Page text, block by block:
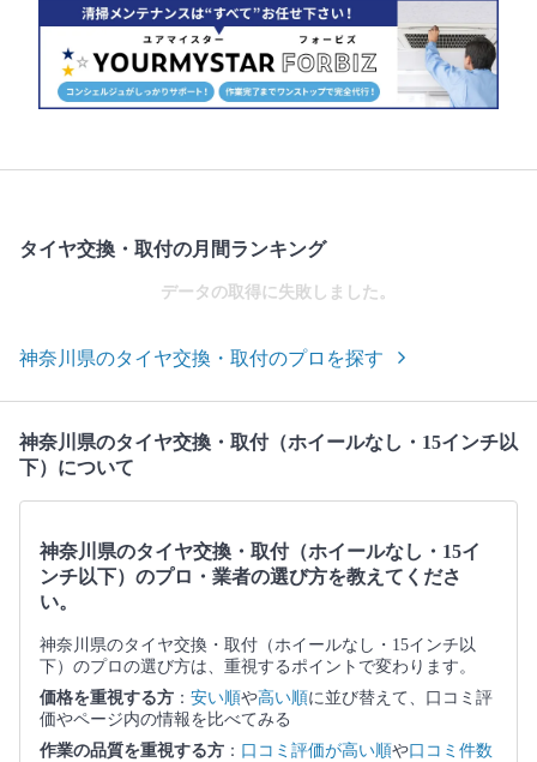
タイヤ交換・取付の月間ランキング
データの取得に失敗しました。
神奈川県のタイヤ交換・取付のプロを探す
神奈川県のタイヤ交換・取付（ホイールなし・15インチ以
下）について
神奈川県のタイヤ交換・取付（ホイールなし・15イ
ンチ以下）のプロ・業者の選び方を教えてくださ
い。
神奈川県のタイヤ交換・取付（ホイールなし・15インチ以
下）のプロの選び方は、重視するポイントで変わります。
価格を重視する方 ： 安い順や高い順に並び替えて、口コミ評
価やページ内の情報を比べてみる
作業の品質を重視する方 ： 口コミ評価が高い順や口コミ件数